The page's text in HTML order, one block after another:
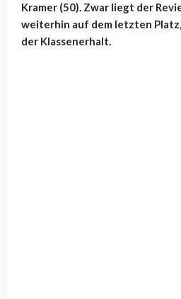
Kramer (50). Zwar liegt der
weiterhin auf dem letzten
der Klassenerhalt.